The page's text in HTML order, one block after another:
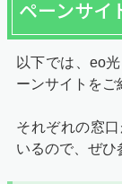
ペーンサイ
以下では、eo
ーンサイトをご
それぞれの窓
いるので、ぜひ